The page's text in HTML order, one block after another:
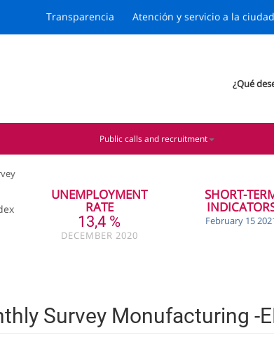
Transparencia Atención y servicio a la
¿Qué
Public calls and recruitment
UNEMPLOYMENT
RATE
13,4 %
DECEMBER 2020
SHORT-
February 15
Survey Monufacturing -